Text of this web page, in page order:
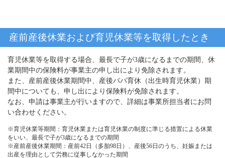
産前産後休業および育児休業等を取得したとき
育児休業等を取得する場合、最長で子が3歳になるまでの期間、休
業期間中の保険料が事業主の申し出により免除されます。
また、産前産後休業期間中、産後パパ育休（出生時育児休業）期
間中についても、申し出により保険料が免除されます。
なお、申請は事業主が行いますので、詳細は事業所担当者にお問
い合わせください。
※育児休業等期間：育児休業または育児休業の制度に準じる措置による休業
をいい、最長で子が3歳になるまでの期間
※産前産後休業期間：産前42日（多胎98日）、産後56日のうち、妊娠または
出産を理由として労務に従事しなかった期間